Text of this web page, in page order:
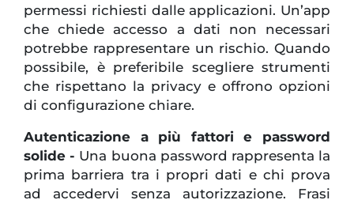
permessi richiesti dalle applicazioni. Un’app
che chiede accesso a dati non necessari
potrebbe rappresentare un rischio. Quando
possibile, è preferibile scegliere strumenti
che rispettano la privacy e offrono opzioni
di configurazione chiare.
Autenticazione a più fattori e password
solide - Una buona password rappresenta la
prima barriera tra i propri dati e chi prova
ad accedervi senza autorizzazione. Frasi